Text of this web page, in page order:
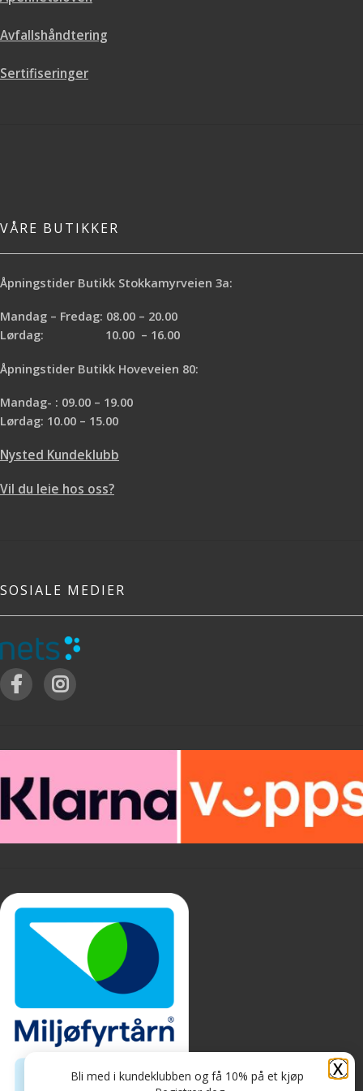
Husk å ta hensyn til mønsterrapport
bredde, lengde og mønsterrapport.
Avfallshåndtering
Sertifiseringer
VÅRE BUTIKKER
Åpningstider Butikk Stokkamyrveien 3a:
Mandag – Fredag: 08.00 – 20.00
Lørdag: 10.00 – 16.00
Åpningstider Butikk Hoveveien 80:
Mandag- : 09.00 – 19.00
Lørdag: 10.00 – 15.00
Nysted Kundeklubb
Vil du leie hos oss?
SOSIALE MEDIER
X
Bli med i kundeklubben og få 10% på et kjøp